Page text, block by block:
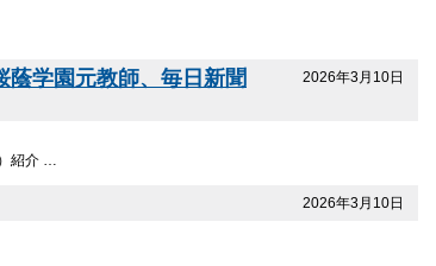
2026年3月10日
学園元教師、毎日新聞
紹介 …
2026年3月10日